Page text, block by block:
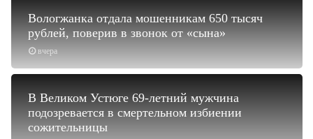
вчера
Вологжанка отдала мошенникам 650 тысяч
рублей, поверив в звонок от «сына»
В Великом Устюге 69-летний мужчина
подозревается в смертельном избиении
сожительницы